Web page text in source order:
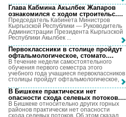
Глава Кабмина Акылбек Жапаров
ознакомился с ходом строительс....
Председатель Кабинета Министров
Кыргызской Республики — Руководитель
Администрации Президента Кыргызской
Республики Акылбек ...
Первоклассники в столице пройдут
офтальмологическое, стомато....
В течение недели самостоятельного
обучения первого семестра этого
учебного года учащиеся первоклассников
столицы пройдут офтальмологическое, ...
В Бишкеке практически нет
опасности схода селевых потоков....
В Бишкеке относительно других горных
районов практически нет опасности
схода селевых потоков. Об этом сказал